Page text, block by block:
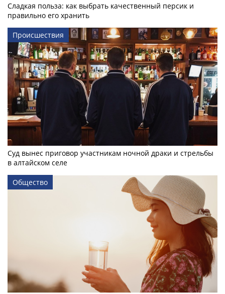
Сладкая польза: как выбрать качественный персик и
правильно его хранить
Происшествия
Суд вынес приговор участникам ночной драки и стрельбы
в алтайском селе
Общество